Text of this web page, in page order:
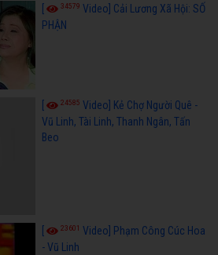
34579 Video] Cải Lương Xã Hội: SỐ
PHẬN
[ 24585 Video] Kẻ Chợ Người Quê -
Vũ Linh, Tài Linh, Thanh Ngân, Tấn
Beo
23601 Video] Phạm Công Cúc Hoa
- Vũ Linh